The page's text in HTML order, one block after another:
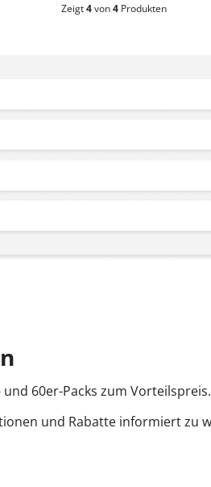
Zeigt4von4 Produkten
60er-Packs zum
und Rabatte informiert zu